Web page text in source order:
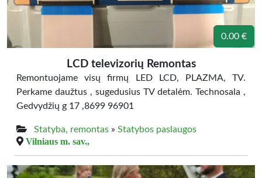
0.00 €
LCD televizorių Remontas
Remontuojame visų firmų LED LCD, PLAZMA, TV.
Perkame daužtus , sugedusius TV detalėm. Technosala ,
Gedvydžių g 17 ,8699 96901
Statyba, remontas » Statybos paslaugos
Vilniaus m. sav.,